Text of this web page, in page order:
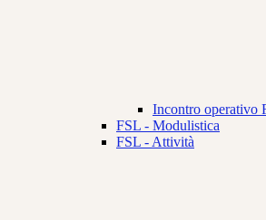
Incontro operativo
FSL - Modulistica
FSL - Attività